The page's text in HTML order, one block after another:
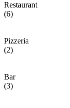
Restaurant
(6)
Pizzeria
(2)
Bar
(3)